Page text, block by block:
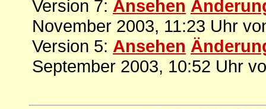
Version 7: Ansehen
November 2003, 11:23 Uhr
Version 5: Ansehen
September 2003, 10:52 Uhr